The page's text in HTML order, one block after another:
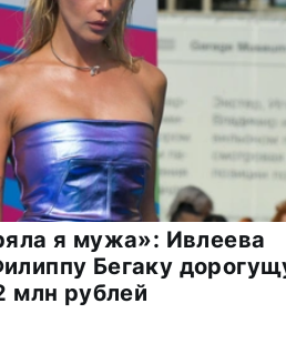
я мужа»: Ивлеева
Бегаку
млн рублей